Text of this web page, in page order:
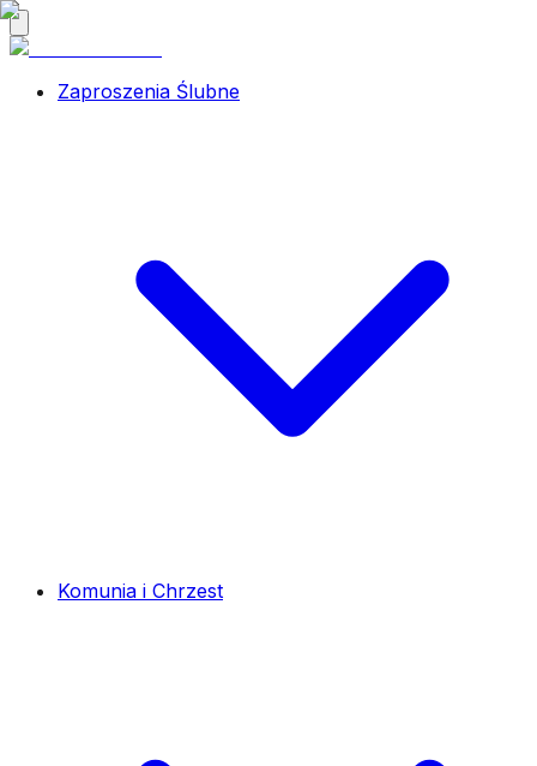
Zaproszenia Ślubne
Komunia i Chrzest